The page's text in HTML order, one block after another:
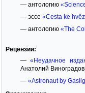
— антологию
— эссе «Cesta ke
— антологию «The
Рецензии:
—«Неудачное
Анатолий Виноградов
— «Astronaut by